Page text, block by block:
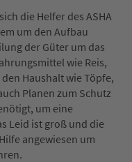
die Helfer des ASHA
um den Aufbau
der Güter um das
wie Reis,
Haushalt wie Töpfe,
Planen zum Schutz
um eine
Leid ist groß und die
angewiesen um